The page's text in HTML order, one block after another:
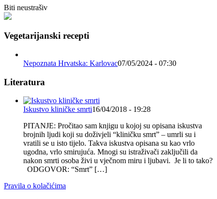
Biti neustrašiv
Vegetarijanski recepti
Nepoznata Hrvatska: Karlovac07/05/2024 - 07:30
Literatura
Iskustvo kliničke smrti16/04/2018 - 19:28
PITANJE: Pročitao sam knjigu u kojoj su opisana iskustva
brojnih ljudi koji su doživjeli “kliničku smrt” – umrli su i
vratili se u isto tijelo. Takva iskustva opisana su kao vrlo
ugodna, vrlo smirujuća. Mnogi su istraživači zaključili da
nakon smrti osoba živi u vječnom miru i ljubavi. Je li to tako?
ODGOVOR: “Smrt” […]
Pravila o kolačićima